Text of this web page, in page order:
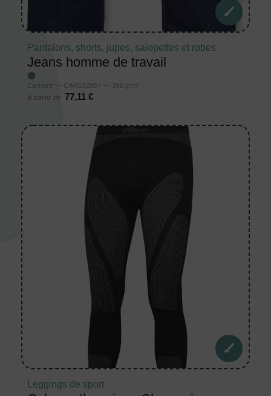
Pantalons, shorts, jupes, salopettes et robes
Jeans homme de travail
Carhartt — CAR102807 — 390 g/m²
À partir de
77,11 €
Leggings de sport